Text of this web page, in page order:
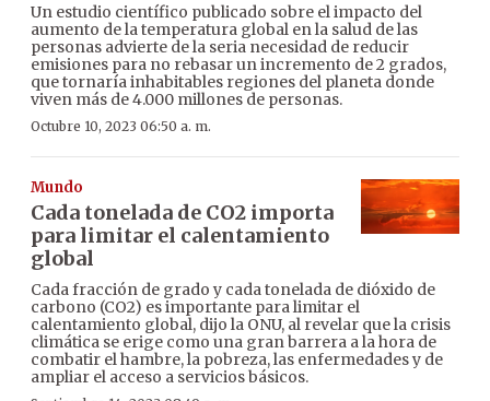
Un estudio científico publicado sobre el impacto del
aumento de la temperatura global en la salud de las
personas advierte de la seria necesidad de reducir
emisiones para no rebasar un incremento de 2 grados,
que tornaría inhabitables regiones del planeta donde
viven más de 4.000 millones de personas.
Octubre 10, 2023 06:50 a. m.
Mundo
Cada tonelada de CO2 importa
para limitar el calentamiento
global
Cada fracción de grado y cada tonelada de dióxido de
carbono (CO2) es importante para limitar el
calentamiento global, dijo la ONU, al revelar que la crisis
climática se erige como una gran barrera a la hora de
combatir el hambre, la pobreza, las enfermedades y de
ampliar el acceso a servicios básicos.